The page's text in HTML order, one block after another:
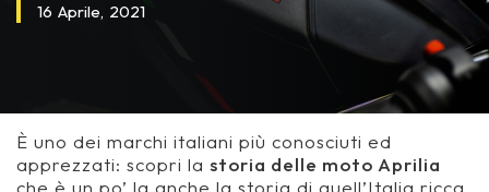
16 Aprile, 2021
È uno dei marchi italiani più conosciuti ed
apprezzati: scopri la storia delle moto Aprilia
che è un po’ la anche la storia di quell’Italia ricca